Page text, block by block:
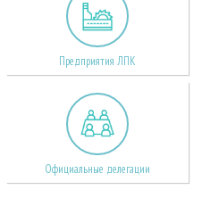
Предприятия ЛПК
Официальные делегации